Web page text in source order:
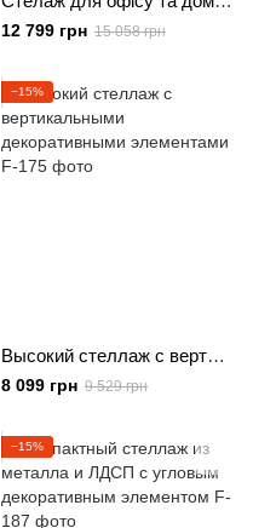
12 799 грн 15 058 грн
−15%
Высокий стеллаж с вертикальными декоративными элементами
8 099 грн 9 529 грн
−15%